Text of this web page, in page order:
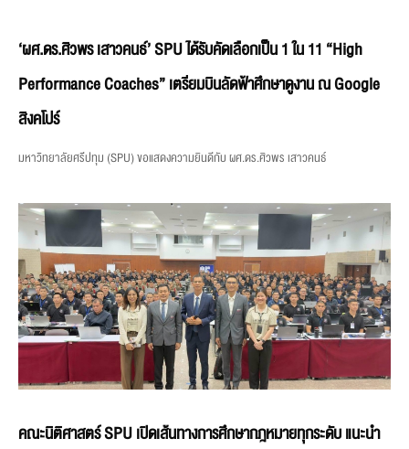
‘ผศ.ดร.ศิวพร เสาวคนธ์’ SPU ได้รับคัดเลือกเป็น 1 ใน 11 “High
Performance Coaches” เตรียมบินลัดฟ้าศึกษาดูงาน ณ Google
สิงคโปร์
มหาวิทยาลัยศรีปทุม (SPU) ขอแสดงความยินดีกับ ผศ.ดร.ศิวพร เสาวคนธ์
คณะนิติศาสตร์ SPU เปิดเส้นทางการศึกษากฎหมายทุกระดับ แนะนำ